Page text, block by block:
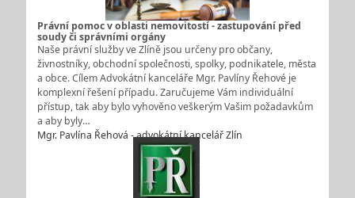
Právní pomoc v oblasti nemovitostí - zastupování před
soudy či správními orgány
Naše právní služby ve Zlíně jsou určeny pro občany,
živnostníky, obchodní společnosti, spolky, podnikatele, města
a obce. Cílem Advokátní kanceláře Mgr. Pavlíny Řehové je
komplexní řešení případu. Zaručujeme Vám individuální
přístup, tak aby bylo vyhověno veškerým Vašim požadavkům
a aby byly…
Mgr. Pavlína Řehová - advokátní kancelář Zlín